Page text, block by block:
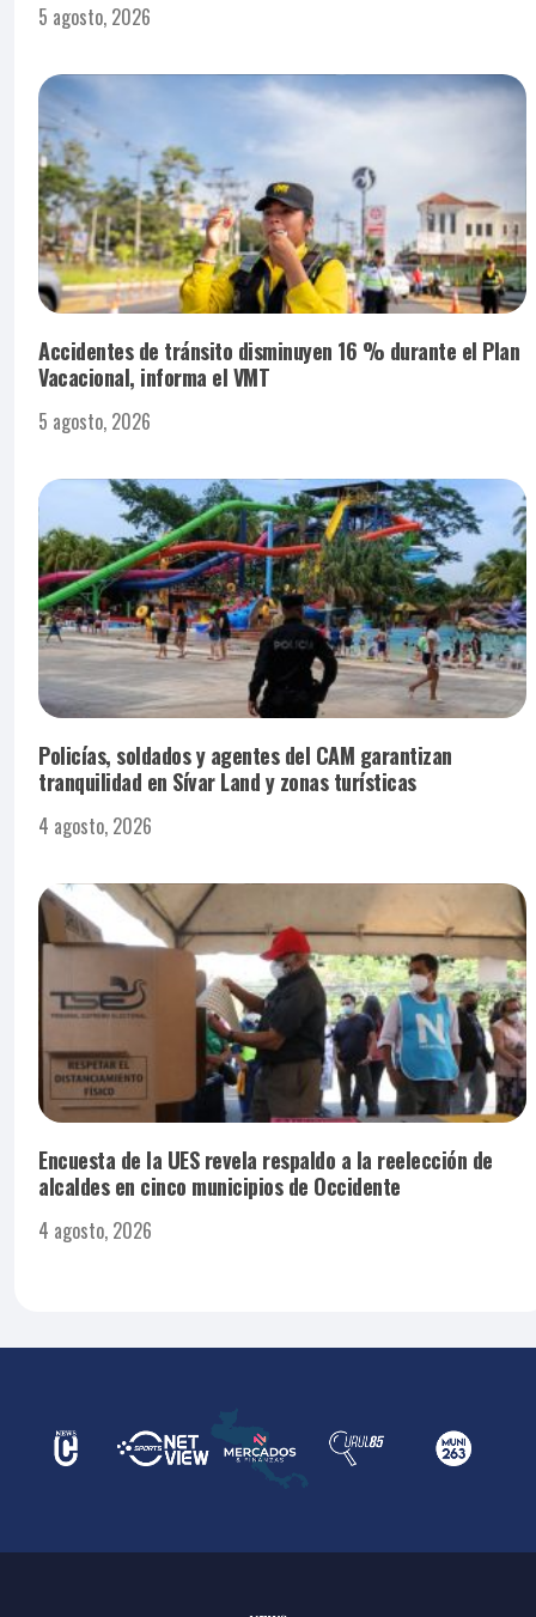
5 agosto, 2026
Accidentes de tránsito disminuyen 16 % durante el Plan
Vacacional, informa el VMT
5 agosto, 2026
Policías, soldados y agentes del CAM garantizan
tranquilidad en Sívar Land y zonas turísticas
4 agosto, 2026
Encuesta de la UES revela respaldo a la reelección de
alcaldes en cinco municipios de Occidente
4 agosto, 2026